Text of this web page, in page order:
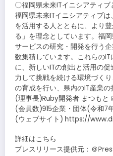
〇福岡県未来ITイニシアティブ
福岡県未来ITイニシアティブ
を活用する人とともに、より
る」を理念としています。福
サービスの研究・開発を行う
数集積しています。これらの
に、新しいITの創出と活用の
力して挑戦を続ける環境づく
の育成を行い、県内のIT産業の
(理事長)Ruby開発者 まつもと
(会員数)915企業・団体(令和7
(ウェブサイト) https://
詳細はこちら
プレスリリース提供元：＠